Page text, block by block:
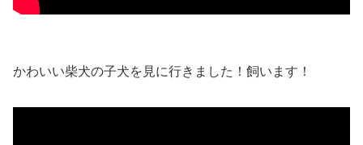
かわいい柴犬の子犬を見に行きました！飼います！